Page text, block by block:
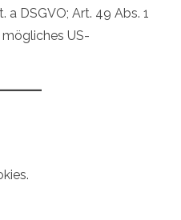
a DSGVO; Art. 49 Abs. 1
US-